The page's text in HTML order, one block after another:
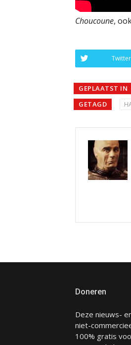
Choucoune,
Twitter
GEPLAATST IN
GETAGD
Doneren
Deze nieuws-
niet-
100% gratis